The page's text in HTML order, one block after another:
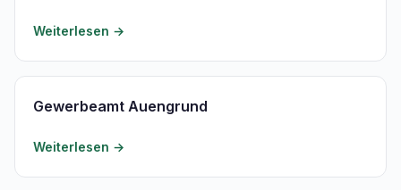
Weiterlesen →
Gewerbeamt Auengrund
Weiterlesen →